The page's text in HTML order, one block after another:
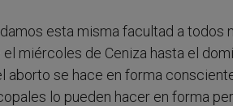
esta misma facultad a todos
miércoles de Ceniza hasta el
se hace en forma
lo pueden hacer en forma